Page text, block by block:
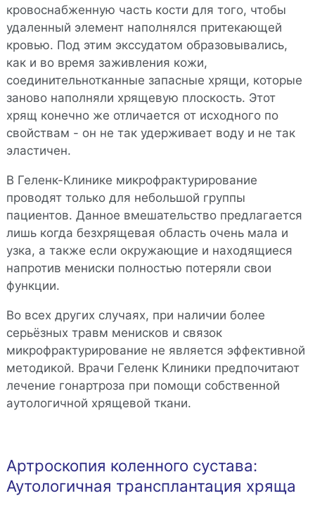
кровоснабженную часть кости для того, чтобы
удаленный элемент наполнялся притекающей
кровью. Под этим экссудатом образовывались,
как и во время заживления кожи,
соединительнотканные запасные хрящи, которые
заново наполняли хрящевую плоскость. Этот
хрящ конечно же отличается от исходного по
свойствам - он не так удерживает воду и не так
эластичен.
В Геленк-Клинике микрофрактурирование
проводят только для небольшой группы
пациентов. Данное вмешательство предлагается
лишь когда безхрящевая область очень мала и
узка, а также если окружающие и находящиеся
напротив мениски полностью потеряли свои
функции.
Во всех других случаях, при наличии более
серьёзных травм менисков и связок
микрофрактурирование не является эффективной
методикой. Врачи Геленк Клиники предпочитают
лечение гонартроза при помощи собственной
аутологичной хрящевой ткани.
Артроскопия коленного сустава:
Аутологичная трансплантация хряща